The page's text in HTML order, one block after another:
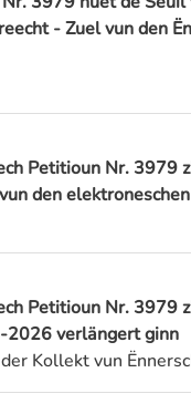
- Zuel vun den
Petitioun Nr. 3979
den
Petitioun Nr. 3979
verlängert ginn
Kollekt vun